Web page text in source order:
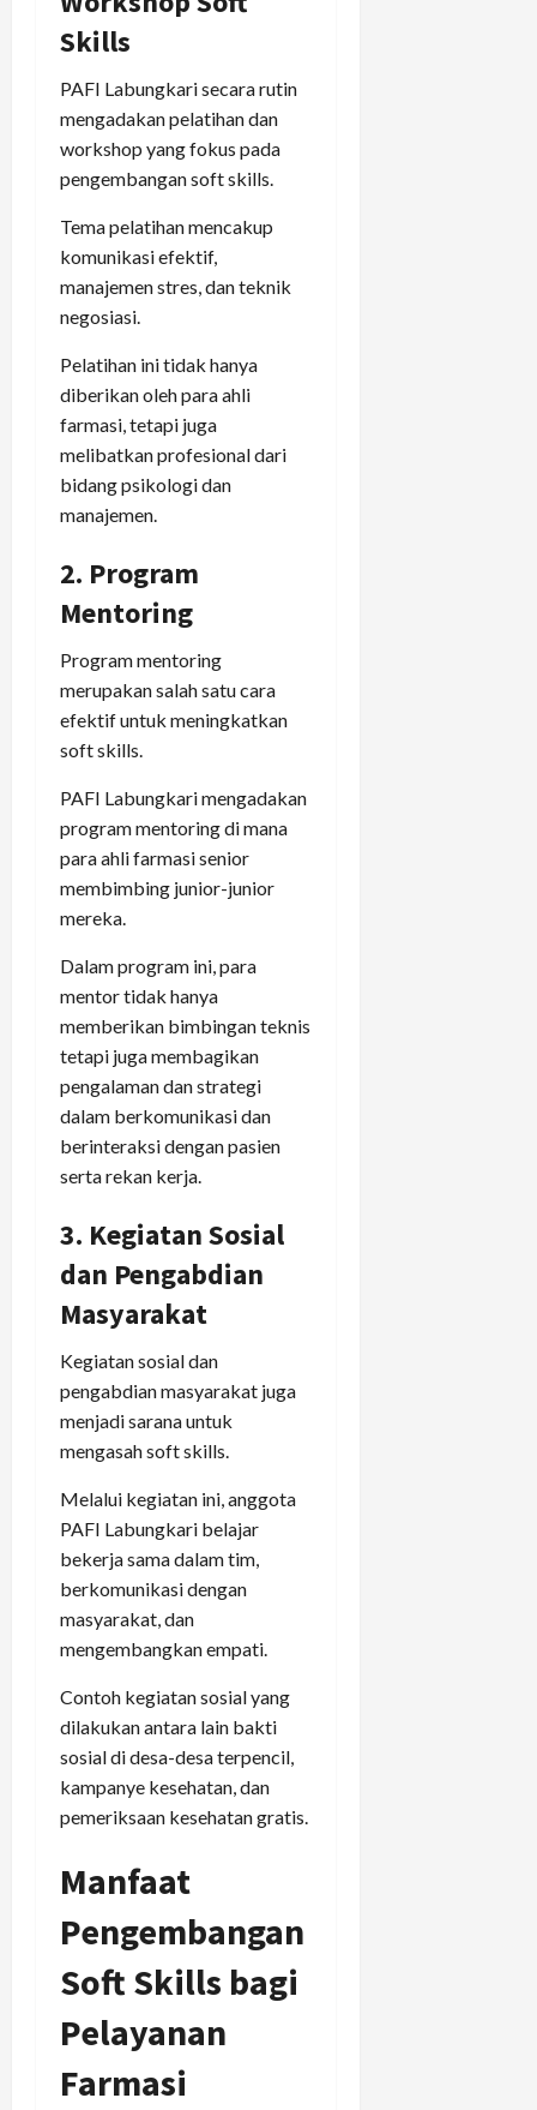
Skills
PAFI Labungkari secara rutin
mengadakan pelatihan dan
workshop yang fokus pada
pengembangan soft skills.
Tema pelatihan mencakup
komunikasi efektif,
manajemen stres, dan teknik
negosiasi.
Pelatihan ini tidak hanya
diberikan oleh para ahli
farmasi, tetapi juga
melibatkan profesional dari
bidang psikologi dan
manajemen.
2. Program
Mentoring
Program mentoring
merupakan salah satu cara
efektif untuk meningkatkan
soft skills.
PAFI Labungkari mengadakan
program mentoring di mana
para ahli farmasi senior
membimbing junior-junior
mereka.
Dalam program ini, para
mentor tidak hanya
memberikan bimbingan teknis
tetapi juga membagikan
pengalaman dan strategi
dalam berkomunikasi dan
berinteraksi dengan pasien
serta rekan kerja.
3. Kegiatan Sosial
dan Pengabdian
Masyarakat
Kegiatan sosial dan
pengabdian masyarakat juga
menjadi sarana untuk
mengasah soft skills.
Melalui kegiatan ini, anggota
PAFI Labungkari belajar
bekerja sama dalam tim,
berkomunikasi dengan
masyarakat, dan
mengembangkan empati.
Contoh kegiatan sosial yang
dilakukan antara lain bakti
sosial di desa-desa terpencil,
kampanye kesehatan, dan
pemeriksaan kesehatan gratis.
Manfaat
Pengembangan
Soft Skills bagi
Pelayanan
Farmasi